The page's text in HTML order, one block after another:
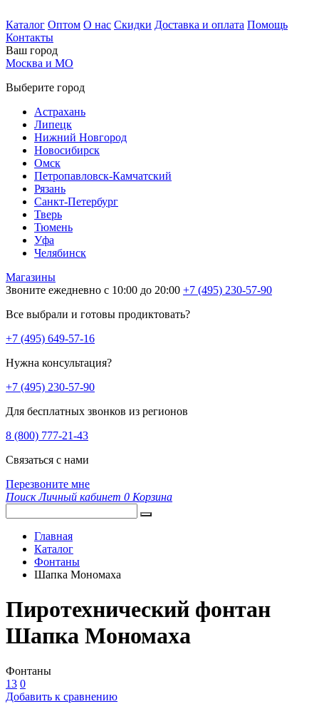
Каталог Оптом О нас Скидки Доставка и оплата Помощь
Контакты
Ваш город
Москва и МО
Выберите город
Астрахань
Липецк
Нижний Новгород
Новосибирск
Омск
Петропавловск-Камчатский
Рязань
Санкт-Петербург
Тверь
Тюмень
Уфа
Челябинск
Магазины
Звоните ежедневно с 10:00 до 20:00 +7 (495) 230-57-90
Все выбрали и готовы продиктовать?
+7 (495) 649-57-16
Нужна консультация?
+7 (495) 230-57-90
Для бесплатных звонков из регионов
8 (800) 777-21-43
Связаться с нами
Перезвоните мне
Поиск Личный кабинет 0 Корзина
Главная
Каталог
Фонтаны
Шапка Мономаха
Пиротехнический фонтан
Шапка Мономаха
Фонтаны
13 0
Добавить к сравнению